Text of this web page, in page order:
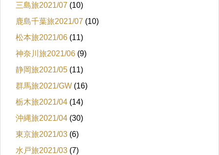
三島旅2021/07 (10)
鹿島千葉旅2021/07 (10)
松本旅2021/06 (11)
神奈川旅2021/06 (9)
静岡旅2021/05 (11)
群馬旅2021/GW (16)
栃木旅2021/04 (14)
沖縄旅2021/04 (30)
東京旅2021/03 (6)
水戸旅2021/03 (7)